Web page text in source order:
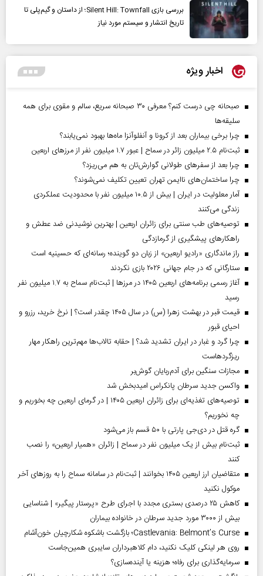
بررسی بازی Silent Hill: Townfall؛ از داستان و گیم‌پلی تا
تاریخ انتشار و سیستم مورد نیاز
اخبار ویژه
صبحانه چی درست کنم؟ معرفی ۳۰ صبحانه سریع، سالم و مقوی برای همه
سلیقه‌ها
چرا برخی بیماران بعد از کرونا و آنفلوآنزا ماه‌ها بهبود نمی‌یابند؟
ثبت‌نام ۲.۵ میلیون زائر در سماح | عبور ۱.۷ میلیون نفر از مرز‌های اربعین
چرا بعد از سفرهای طولانی گوارش‌تان به هم می‌ریزد؟
چرا ساختمان‌های ناایمن تهران تعیین تکلیف نمی‌شوند؟
آمار معلولیت در ایران | بیش از ۱۰.۵ میلیون نفر با محدودیت عملکردی
زندگی می‌کنند
توصیه‌های طب سنتی برای زائران اربعین | بهترین نوشیدنی ضد عطش و
راهکارهای پیشگیری از گرمازدگی
راز ماندگاری «رادیو اربعین» از زبان دو گوینده؛ رسانه‌ای که حسینیه است
ستارگانی که در جام جهانی ۲۰۲۶ بازی نکردند
آغاز رسمی برنامه‌های اربعین ۱۴۰۵ در مرز‌ها | ثبت‌نام سماح به ۱.۷ میلیون نفر
رسید
قیمت قبر در بهشت زهرا (س) در سال ۱۴۰۵ چقدر است؟ | نرخ خرید، رزرو و
احیای قبور
چرا گرد و غبار در ایران تشدید شد؟ | حقابه تالاب‌ها مهم‌ترین راهکار مهار
ریزگردهاست
مجازات سنگین برای آدم‌ربایان گوش‌بر
واکسن جدید سرطان پانکراس امیدبخش شد
توصیه‌های تغذیه‌ای برای زائران اربعین ۱۴۰۵ | در گرمای اربعین چه بخوریم و
چه نخوریم؟
گره قتل در دی‌جی پارتی با ۵۰ قسم باز می‌شود
ثبت‌نام بیش از یک میلیون نفر در سماح | زائران «همیار اربعین» را نصب
کنند
متقاضیان ارز اربعین ۱۴۰۵ بخوانند | ثبت‌نام در سامانه سماح را به روز‌های آخر
موکول نکنید
کاهش ۲۵ درصدی بستری مجدد با اجرای طرح «پرستار پیگیر» | شناسایی
بیش از ۳۰۰۰ مورد جدید سرطان در خانواده بیماران
Castlevania: Belmont’s Curse؛ بازگشت باشکوه شکارچیان خون‌آشام
روی هر لینکی کلیک نکنید، دام کلاهبرداران سایبری همین‌جاست
سرمایه‌گذاری برای رفاه؛ هزینه یا آینده‌سازی؟